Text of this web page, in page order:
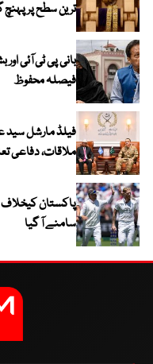
ترین سطح پر
بانی پی ٹی آئی
فیصلہ محفوظ
فیلڈ مارشل سید
ملاقات، دفاعی
سامنے آ گیا